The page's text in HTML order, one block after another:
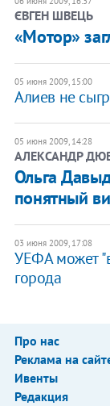
ЄВГЕН ШВЕЦЬ
«Мотор»
05 июня 2009, 15:00
Алиев не
05 июня 2009, 14:28
АЛЕКСАНДР
Ольга
понятный
03 июня 2009, 17:08
УЕФА может
города
Про нас
Реклама на
Ивенты
Редакция